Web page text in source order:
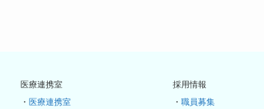
医療連携室
・ 医療連携室
採用情報
・ 職員募集